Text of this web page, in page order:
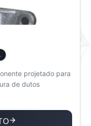
projetado para
de dutos